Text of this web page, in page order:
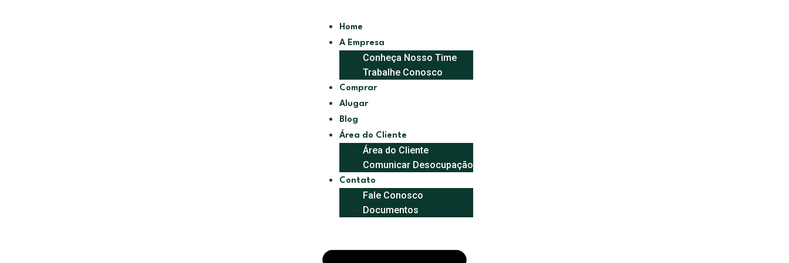
Home
A Empresa
Conheça Nosso Time
Trabalhe Conosco
Comprar
Alugar
Blog
Área do Cliente
Área do Cliente
Comunicar Desocupação
Contato
Fale Conosco
Documentos